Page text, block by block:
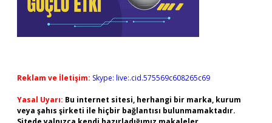
Reklam ve İletişim: Skype: live:.cid.575569c608265c69
Yasal Uyarı: Bu internet sitesi, herhangi bir marka, kurum
veya şahıs şirketi ile hiçbir bağlantısı bulunmamaktadır.